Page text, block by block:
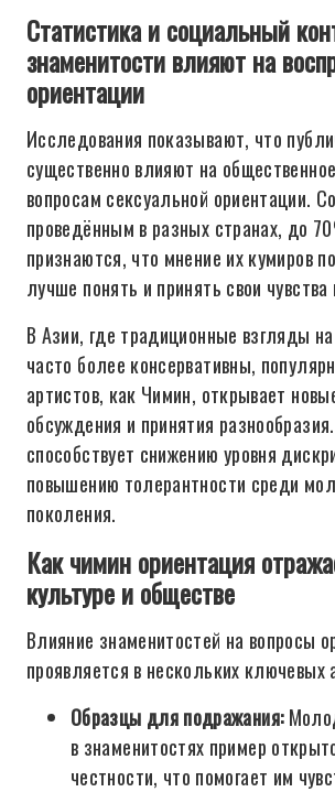
Статистика и социальный
знаменитости влияют на
ориентации
Исследования показывают, что
существенно влияют на
вопросам сексуальной ориентации.
проведённым в разных странах, до
признаются, что мнение их кумиров
лучше понять и принять свои
В Азии, где традиционные взгляды
часто более консервативны,
артистов, как Чимин, открывает
обсуждения и принятия
способствует снижению уровня
повышению толерантности среди
поколения.
Как чимин ориентация
культуре и обществе
Влияние знаменитостей на вопросы
проявляется в нескольких ключевых
Образцы для подражания:
в знаменитостях пример
честности, что помогает им